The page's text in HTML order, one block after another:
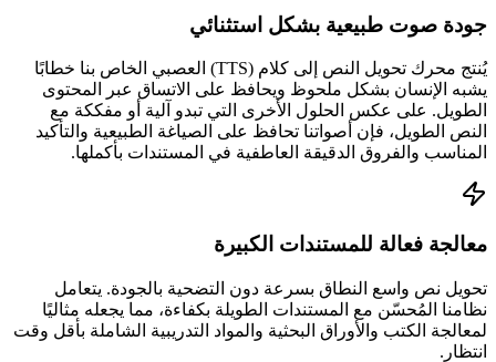
جودة صوت طبيعية بشكل استثنائي
يُنتج محرك تحويل النص إلى كلام (TTS) العصبي الخاص بنا خطابًا
يشبه الإنسان بشكل ملحوظ ويحافظ على الاتساق عبر المحتوى
الطويل. على عكس الحلول الأخرى التي تبدو آلية أو مفككة مع
النص الطويل، فإن أصواتنا تحافظ على الصياغة الطبيعية والتأكيد
المناسب والفروق الدقيقة العاطفية في المستندات بأكملها.
معالجة فعالة للمستندات الكبيرة
تحويل نص واسع النطاق بسرعة دون التضحية بالجودة. يتعامل
نظامنا المُحسّن مع المستندات الطويلة بكفاءة، مما يجعله مثاليًا
لمعالجة الكتب والأوراق البحثية والمواد التدريبية الشاملة بأقل وقت
انتظار.